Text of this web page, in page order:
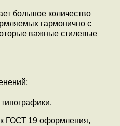
большое количество
гармонично с
важные стилевые
ГОСТ 19 оформления,